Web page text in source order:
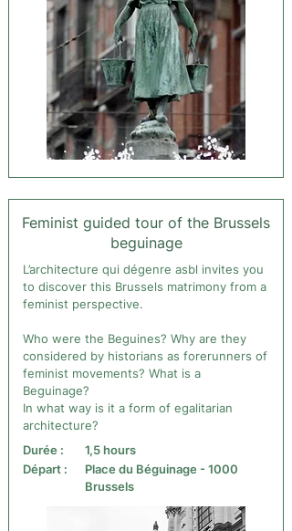
Feminist guided tour of the Brussels
beguinage
L’architecture qui dégenre asbl invites you
to discover this Brussels matrimony from a
feminist perspective.
Who were the Beguines? Why are they
considered by historians as forerunners of
feminist movements? What is a
Beguinage?
In what way is it a form of egalitarian
architecture?
Durée :
Départ :
1,5 hours
Place du Béguinage - 1000
Brussels